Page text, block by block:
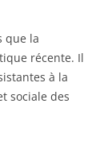
que la
récente. Il
à la
sociale des